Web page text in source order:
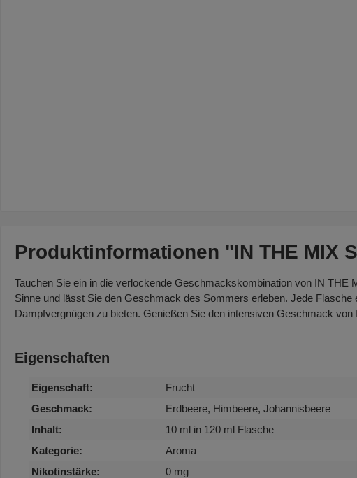
Produktinformationen "IN THE MIX
Tauchen Sie ein in die verlockende Geschmackskombination von IN
Sinne und lässt Sie den Geschmack des Sommers erleben. Jede
Dampfvergnügen zu bieten. Genießen Sie den intensiven Geschmack
Eigenschaften
Eigenschaft:
Frucht
Geschmack:
Erdbeere, Himbeere, Johannisbeere
Inhalt:
10 ml in 120 ml Flasche
Kategorie:
Aroma
Nikotinstärke:
0 mg